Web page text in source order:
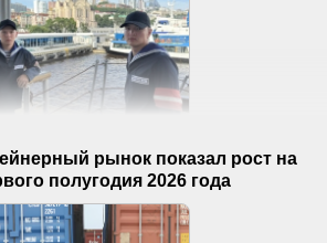
рынок показал рост на
полугодия 2026 года